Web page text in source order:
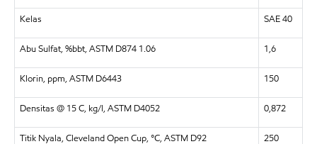
Kelas SAE 40
Abu Sulfat, %bbt, ASTM D874 1.06 1,6
Klorin, ppm, ASTM D6443 150
Densitas @ 15 C, kg/l, ASTM D4052 0,872
Titik Nyala, Cleveland Open Cup, °C, ASTM D92 250